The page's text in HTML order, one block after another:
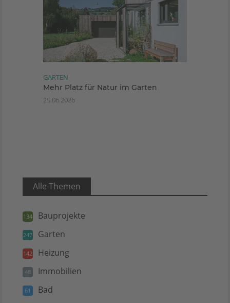
GARTEN
Mehr Platz für Natur im Garten
25.06.2026
Alle Themen
134 Bauprojekte
247 Garten
142 Heizung
48 Immobilien
61
Bad